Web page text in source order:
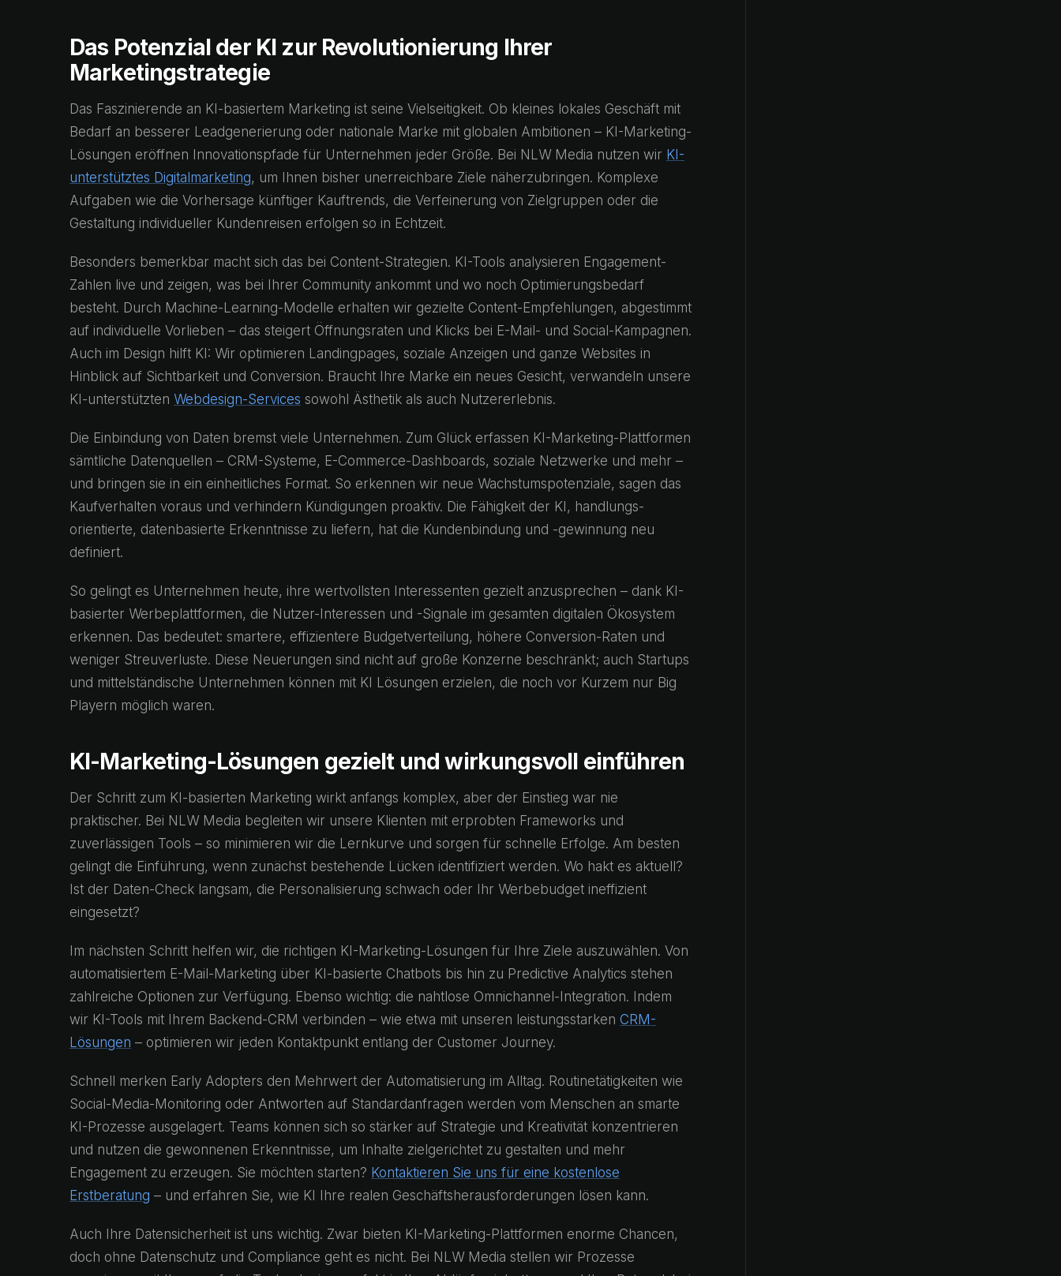
Das Potenzial der KI zur Revolutionierung Ihrer
Marketingstrategie
Das Faszinierende an KI-basiertem Marketing ist seine Vielseitigkeit. Ob kleines lokales Geschäft mit
Bedarf an besserer Leadgenerierung oder nationale Marke mit globalen Ambitionen – KI-Marketing-
Lösungen eröffnen Innovationspfade für Unternehmen jeder Größe. Bei NLW Media nutzen wir KI-
unterstütztes Digitalmarketing, um Ihnen bisher unerreichbare Ziele näherzubringen. Komplexe
Aufgaben wie die Vorhersage künftiger Kauftrends, die Verfeinerung von Zielgruppen oder die
Gestaltung individueller Kundenreisen erfolgen so in Echtzeit.
Besonders bemerkbar macht sich das bei Content-Strategien. KI-Tools analysieren Engagement-
Zahlen live und zeigen, was bei Ihrer Community ankommt und wo noch Optimierungsbedarf
besteht. Durch Machine-Learning-Modelle erhalten wir gezielte Content-Empfehlungen, abgestimmt
auf individuelle Vorlieben – das steigert Öffnungsraten und Klicks bei E-Mail- und Social-Kampagnen.
Auch im Design hilft KI: Wir optimieren Landingpages, soziale Anzeigen und ganze Websites in
Hinblick auf Sichtbarkeit und Conversion. Braucht Ihre Marke ein neues Gesicht, verwandeln unsere
KI-unterstützten Webdesign-Services sowohl Ästhetik als auch Nutzererlebnis.
Die Einbindung von Daten bremst viele Unternehmen. Zum Glück erfassen KI-Marketing-Plattformen
sämtliche Datenquellen – CRM-Systeme, E-Commerce-Dashboards, soziale Netzwerke und mehr –
und bringen sie in ein einheitliches Format. So erkennen wir neue Wachstumspotenziale, sagen das
Kaufverhalten voraus und verhindern Kündigungen proaktiv. Die Fähigkeit der KI, handlungs­
orientierte, datenbasierte Erkenntnisse zu liefern, hat die Kundenbindung und -gewinnung neu
definiert.
So gelingt es Unternehmen heute, ihre wertvollsten Interessenten gezielt anzusprechen – dank KI-
basierter Werbeplattformen, die Nutzer-Interessen und -Signale im gesamten digitalen Ökosystem
erkennen. Das bedeutet: smartere, effizientere Budgetverteilung, höhere Conversion-Raten und
weniger Streuverluste. Diese Neuerungen sind nicht auf große Konzerne beschränkt; auch Startups
und mittelständische Unternehmen können mit KI Lösungen erzielen, die noch vor Kurzem nur Big
Playern möglich waren.
KI-Marketing-Lösungen gezielt und wirkungsvoll einführen
Der Schritt zum KI-basierten Marketing wirkt anfangs komplex, aber der Einstieg war nie
praktischer. Bei NLW Media begleiten wir unsere Klienten mit erprobten Frameworks und
zuverlässigen Tools – so minimieren wir die Lernkurve und sorgen für schnelle Erfolge. Am besten
gelingt die Einführung, wenn zunächst bestehende Lücken identifiziert werden. Wo hakt es aktuell?
Ist der Daten-Check langsam, die Personalisierung schwach oder Ihr Werbebudget ineffizient
eingesetzt?
Im nächsten Schritt helfen wir, die richtigen KI-Marketing-Lösungen für Ihre Ziele auszuwählen. Von
automatisiertem E-Mail-Marketing über KI-basierte Chatbots bis hin zu Predictive Analytics stehen
zahlreiche Optionen zur Verfügung. Ebenso wichtig: die nahtlose Omnichannel-Integration. Indem
wir KI-Tools mit Ihrem Backend-CRM verbinden – wie etwa mit unseren leistungsstarken CRM-
Lösungen – optimieren wir jeden Kontaktpunkt entlang der Customer Journey.
Schnell merken Early Adopters den Mehrwert der Automatisierung im Alltag. Routinetätigkeiten wie
Social-Media-Monitoring oder Antworten auf Standardanfragen werden vom Menschen an smarte
KI-Prozesse ausgelagert. Teams können sich so stärker auf Strategie und Kreativität konzentrieren
und nutzen die gewonnenen Erkenntnisse, um Inhalte zielgerichtet zu gestalten und mehr
Engagement zu erzeugen. Sie möchten starten? Kontaktieren Sie uns für eine kostenlose
Erstberatung – und erfahren Sie, wie KI Ihre realen Geschäftsherausforderungen lösen kann.
Auch Ihre Datensicherheit ist uns wichtig. Zwar bieten KI-Marketing-Plattformen enorme Chancen,
doch ohne Datenschutz und Compliance geht es nicht. Bei NLW Media stellen wir Prozesse